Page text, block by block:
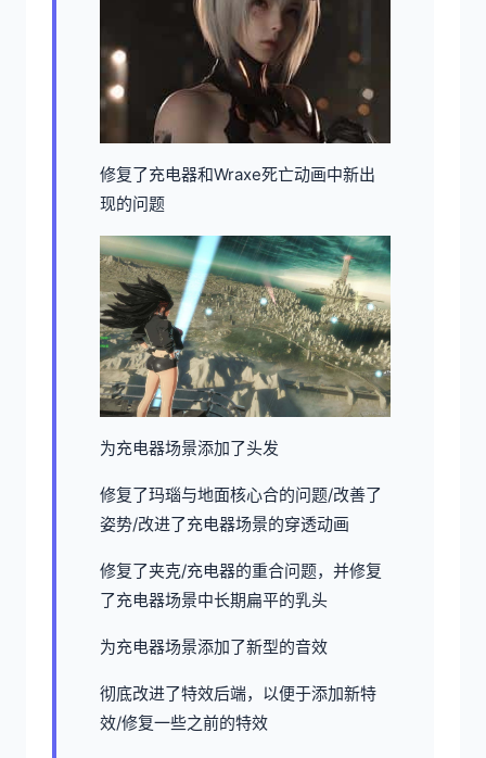
修复了充电器和Wraxe死亡动画中新出
现的问题
为充电器场景添加了头发
修复了玛瑙与地面核心合的问题/改善了
姿势/改进了充电器场景的穿透动画
修复了夹克/充电器的重合问题，并修复
了充电器场景中长期扁平的乳头
为充电器场景添加了新型的音效
彻底改进了特效后端，以便于添加新特
效/修复一些之前的特效